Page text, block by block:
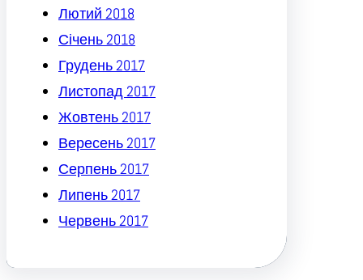
Лютий 2018
Січень 2018
Грудень 2017
Листопад 2017
Жовтень 2017
Вересень 2017
Серпень 2017
Липень 2017
Червень 2017